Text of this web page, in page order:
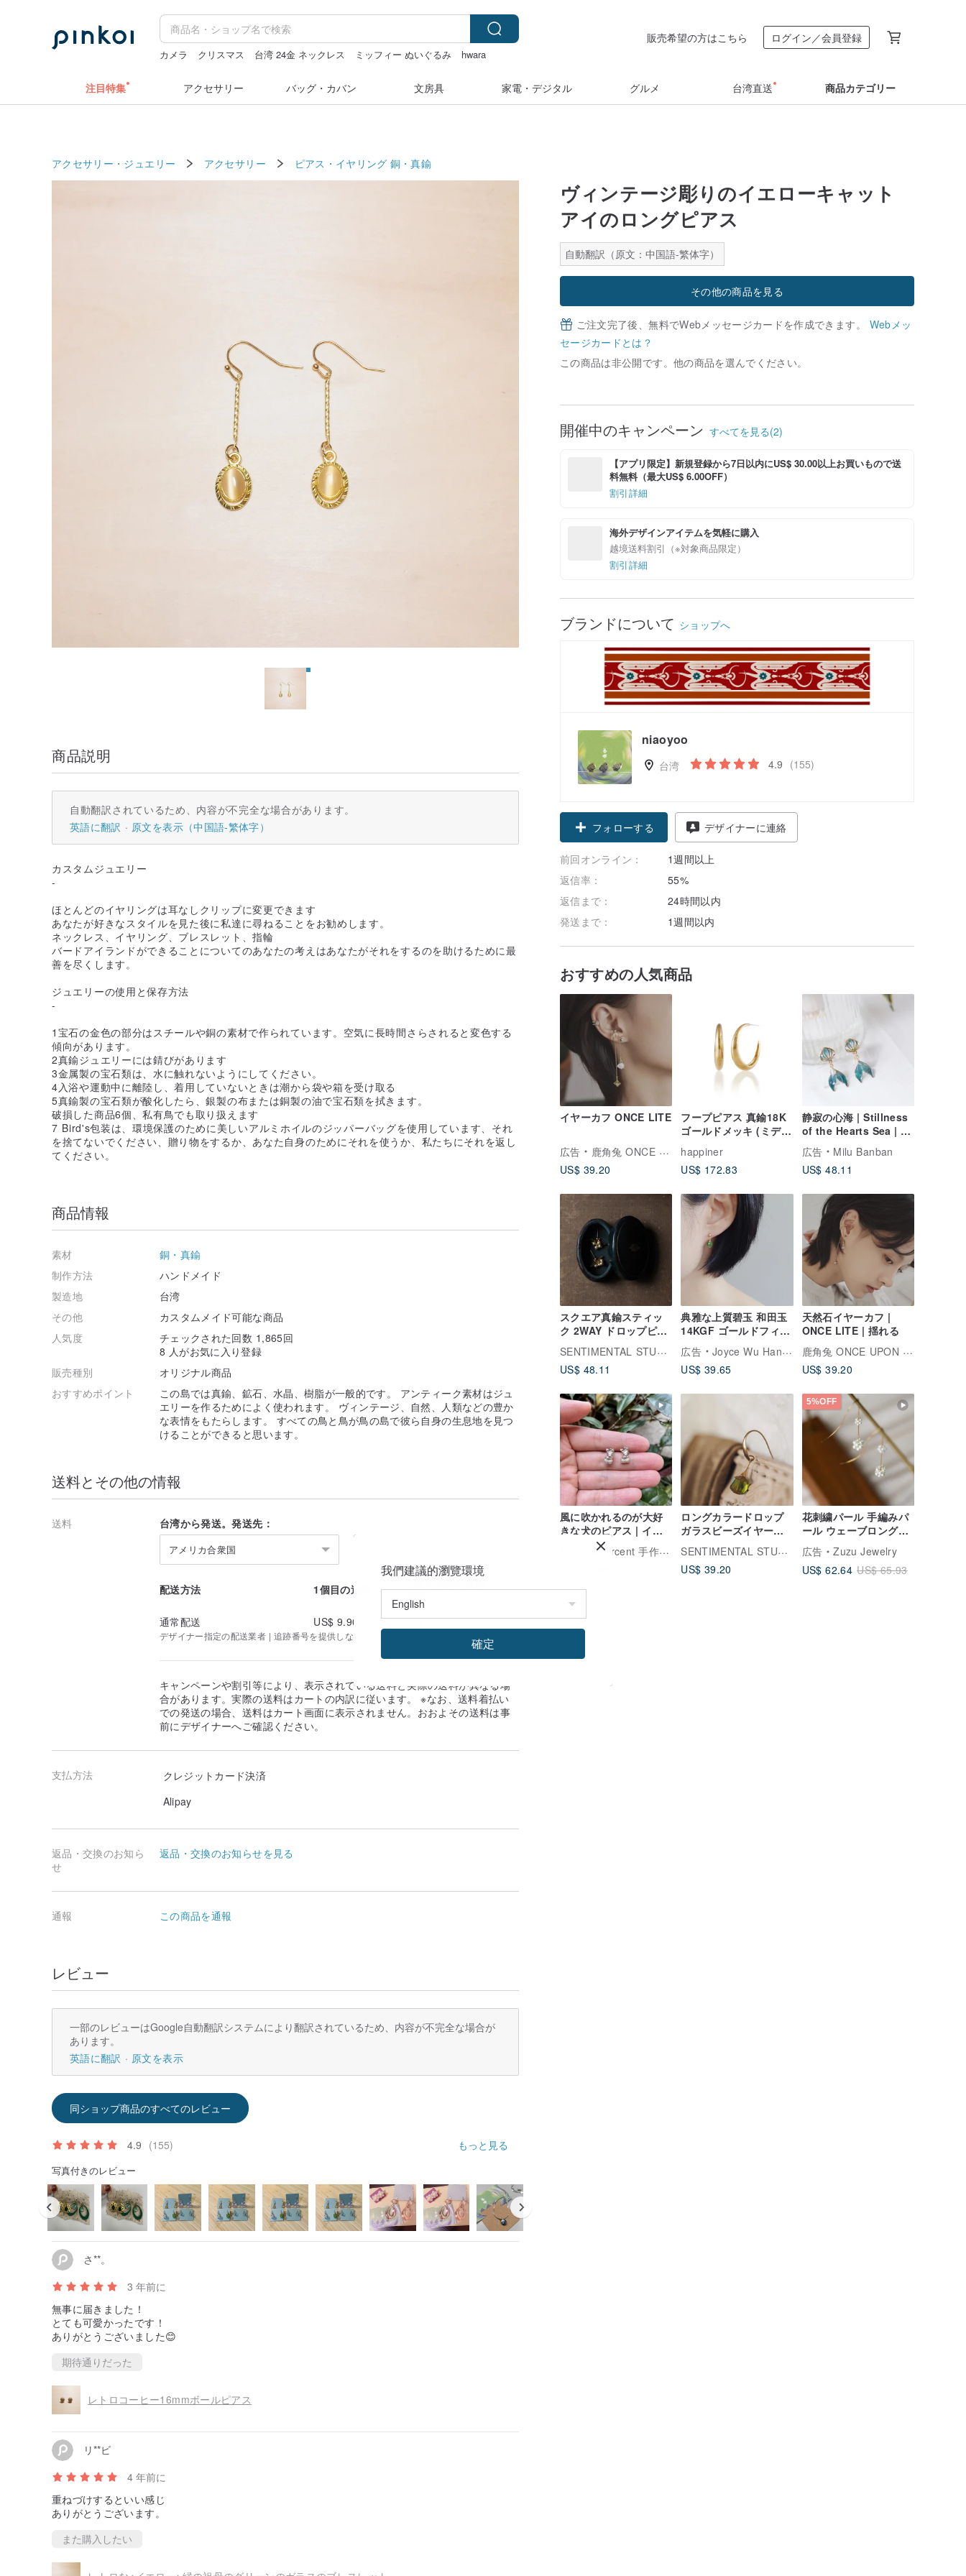
カメラ クリスマス 台湾 24金 ネックレス ミッフィー ぬいぐるみ
hwara
販売希望の方はこちら ログイン／会員登録
注目特集 アクセサリー バッグ・カバン 文房具 家電・デジタル グルメ 台湾直送 商品カテゴリー
アクセサリー・ジュエリー アクセサリー ピアス・イヤリング 銅・真鍮
ヴィンテージ彫りのイエローキャット
アイのロングピアス
自動翻訳（原文：中国語-繁体字）
その他の商品を見る
ご注文完了後、無料でWebメッセージカードを作成できます。 Webメッ
セージカードとは？
この商品は非公開です。他の商品を選んでください。
開催中のキャンペーン すべてを見る(2)
【アプリ限定】新規登録から7日以内にUS$ 30.00以上お買いもので送
料無料（最大US$ 6.00OFF）
割引詳細
海外デザインアイテムを気軽に購入
越境送料割引（※対象商品限定）
割引詳細
ブランドについて ショップへ
niaoyoo
台湾 4.9 (155)
フォローする デザイナーに連絡
前回オンライン：
1週間以上
返信率：
55%
返信まで：
24時間以内
発送まで：
1週間以内
おすすめの人気商品
イヤーカフ ONCE LITE
広告
鹿角兔 ONCE UPON A TIME
US$ 39.20
フープピアス 真鍮18K
ゴールドメッキ (ミディ
ヤリングクリップ
happiner
US$ 172.83
静寂の心海 | Stillness
of the Hearts Sea | ク
リップ式イヤリング
広告
Milu Banban
US$ 48.11
スクエア真鍮スティッ
ク 2WAY ドロップピア
ス パール
SENTIMENTAL STUDIO 善感工室
US$ 48.11
典雅な上質碧玉 和田玉
14KGF ゴールドフィル
ド 小さなドロップイヤ
リング | イヤーフッ
ク・イヤクリップに変
広告
Joyce Wu Handmade Jewelry
US$ 39.65
天然石イヤーカフ |
ONCE LITE | 揺れる
鹿角兔 ONCE UPON A TIME
US$ 39.20
風に吹かれるのが大好
きな犬のピアス | イヤ
リング変更可 立体動物
925 スターリングシル
Cpercent 手作りジュエリー
ロングカラードロップ
ガラスビーズイヤーフ
ックアンティーク<イエ
ロー>メニスカスグリー
ン
SENTIMENTAL STUDIO 善感工室
US$ 39.20
5%OFF
花刺繍パール 手編みパ
ール ウェーブロングチ
ェーンピアス 316Lサー
ジカルステンレス
広告
Zuzu Jewelry
US$ 62.64 US$ 65.93
商品説明
自動翻訳されているため、内容が不完全な場合があります。
英語に翻訳
原文を表示（中国語-繁体字）
カスタムジュエリー
-
ほとんどのイヤリングは耳なしクリップに変更できます
あなたが好きなスタイルを見た後に私達に尋ねることをお勧めします。
ネックレス、イヤリング、ブレスレット、指輪
バードアイランドができることについてのあなたの考えはあなたがそれをするのを助けるために最
善を尽くします。
ジュエリーの使用と保存方法
-
1宝石の金色の部分はスチールや銅の素材で作られています。空気に長時間さらされると変色する
傾向があります。
2真鍮ジュエリーには錆びがあります
3金属製の宝石類は、水に触れないようにしてください。
4入浴や運動中に離陸し、着用していないときは潮から袋や箱を受け取る
5真鍮製の宝石類が酸化したら、銀製の布または銅製の油で宝石類を拭きます。
破損した商品6個、私有鳥でも取り扱えます
7 Bird's包装は、環境保護のために美しいアルミホイルのジッパーバッグを使用しています、それ
を捨てないでください、贈り物をするか、あなた自身のためにそれを使うか、私たちにそれを返し
てください。
商品情報
素材
銅・真鍮
制作方法
ハンドメイド
製造地
台湾
その他
カスタムメイド可能な商品
人気度
チェックされた回数 1,865回
8 人がお気に入り登録
販売種別
オリジナル商品
おすすめポイント
この島では真鍮、鉱石、水晶、樹脂が一般的です。 アンティーク素材はジュ
エリーを作るためによく使われます。 ヴィンテージ、自然、人類などの豊か
な表情をもたらします。 すべての鳥と鳥が鳥の島で彼ら自身の生息地を見つ
けることができると思います。
送料とその他の情報
送料 台湾から発送。発送先：
アメリカ合衆国
配送方法 1個目の送料
通常配送
US$ 9.90 US$ 0.00
デザイナー指定の配送業者 | 追跡番号を提供しない
キャンペーンや割引等により、表示されている送料と実際の送料が異なる場
合があります。実際の送料はカートの内訳に従います。 ※なお、送料着払い
での発送の場合、送料はカート画面に表示されません。おおよその送料は事
前にデザイナーへご確認ください。
支払方法
クレジットカード決済
Alipay
返品・交換のお知ら
せ
返品・交換のお知らせを見る
通報 この商品を通報
レビュー
一部のレビューはGoogle自動翻訳システムにより翻訳されているため、内容が不完全な場合が
あります。
英語に翻訳
原文を表示
同ショップ商品のすべてのレビュー
4.9 (155) もっと見る
写真付きのレビュー
さ**。
3 年前に
無事に届きました！
とても可愛かったです！
ありがとうございました😊
期待通りだった
レトロコーヒー16mmボールピアス
リ**ビ
4 年前に
重ねづけするといい感じ
ありがとうございます。
また購入したい
我們建議的瀏覽環境
確定